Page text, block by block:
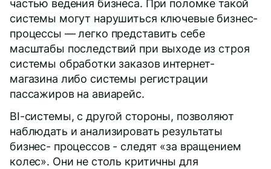
частью ведения бизнеса. При поломке такой
системы могут нарушиться ключевые бизнес-
процессы — легко представить себе
масштабы последствий при выходе из строя
системы обработки заказов интернет-
магазина либо системы регистрации
пассажиров на авиарейс.
BI-системы, с другой стороны, позволяют
наблюдать и анализировать результаты
бизнес- процессов - следят «за вращением
колес». Они не столь критичны для